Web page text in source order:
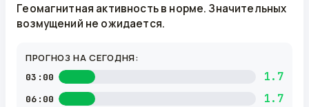
Геомагнитная активность в норме. Значительных
возмущений не ожидается.
ПРОГНОЗ НА СЕГОДНЯ:
03:00 1.7
06:00 1.7